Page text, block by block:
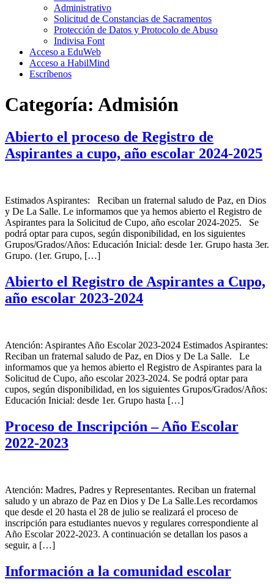
Administrativo
Solicitud de Constancias de Sacramentos
Protección de Datos y Protocolo de Abuso
Indivisa Font
Acceso a EduWeb
Acceso a HabilMind
Escríbenos
Categoría: Admisión
Abierto el proceso de Registro de
Aspirantes a cupo, año escolar 2024-2025
Estimados Aspirantes: Reciban un fraternal saludo de Paz, en Dios
y De La Salle. Le informamos que ya hemos abierto el Registro de
Aspirantes para la Solicitud de Cupo, año escolar 2024-2025. Se
podrá optar para cupos, según disponibilidad, en los siguientes
Grupos/Grados/Años: Educación Inicial: desde 1er. Grupo hasta 3er.
Grupo. (1er. Grupo, […]
Abierto el Registro de Aspirantes a Cupo,
año escolar 2023-2024
Atención: Aspirantes Año Escolar 2023-2024 Estimados Aspirantes:
Reciban un fraternal saludo de Paz, en Dios y De La Salle. Le
informamos que ya hemos abierto el Registro de Aspirantes para la
Solicitud de Cupo, año escolar 2023-2024. Se podrá optar para
cupos, según disponibilidad, en los siguientes Grupos/Grados/Años:
Educación Inicial: desde 1er. Grupo hasta […]
Proceso de Inscripción – Año Escolar
2022-2023
Atención: Madres, Padres y Representantes. Reciban un fraternal
saludo y un abrazo de Paz en Dios y De La Salle.Les recordamos
que desde el 20 hasta el 28 de julio se realizará el proceso de
inscripción para estudiantes nuevos y regulares correspondiente al
Año Escolar 2022-2023. A continuación se detallan los pasos a
seguir, a […]
Información a la comunidad escolar